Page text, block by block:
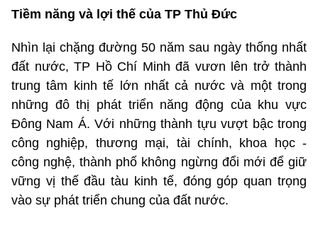
Tiềm năng và lợi thế của TP Thủ Đức
Nhìn lại chặng đường 50 năm sau ngày thống nhất
đất nước, TP Hồ Chí Minh đã vươn lên trở thành
trung tâm kinh tế lớn nhất cả nước và một trong
những đô thị phát triển năng động của khu vực
Đông Nam Á. Với những thành tựu vượt bậc trong
công nghiệp, thương mại, tài chính, khoa học -
công nghệ, thành phố không ngừng đổi mới để giữ
vững vị thế đầu tàu kinh tế, đóng góp quan trọng
vào sự phát triển chung của đất nước.